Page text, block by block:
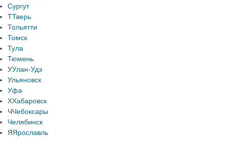
Сургут
ТТверь
Тольятти
Томск
Тула
Тюмень
УУлан-Удэ
Ульяновск
Уфа
ХХабаровск
ЧЧебоксары
Челябинск
ЯЯрославль